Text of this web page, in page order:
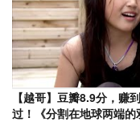
【越哥】豆瓣8.9分，赚
过！《分割在地球两端的